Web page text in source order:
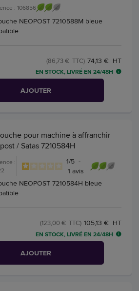
: 106856
NEOPOST 7210588M bleue
74,13 € HT
(86,73 € TTC)
EN STOCK, LIVRÉ EN 24/48H
AJOUTER
pour machine à affranchir
/ Satas 7210584H
:
1/5 -
1 avis
NEOPOST 7210584H bleue
105,13 € HT
(123,00 € TTC)
EN STOCK, LIVRÉ EN 24/48H
AJOUTER